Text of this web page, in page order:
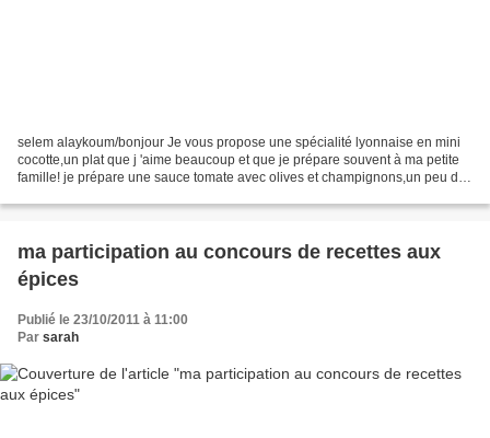
selem alaykoum/bonjour Je vous propose une spécialité lyonnaise en mini
cocotte,un plat que j 'aime beaucoup et que je prépare souvent à ma petite
famille! je prépare une sauce tomate avec olives et champignons,un peu de
ma participation au concours de recettes aux
épices
Publié le 23/10/2011 à 11:00
Par sarah